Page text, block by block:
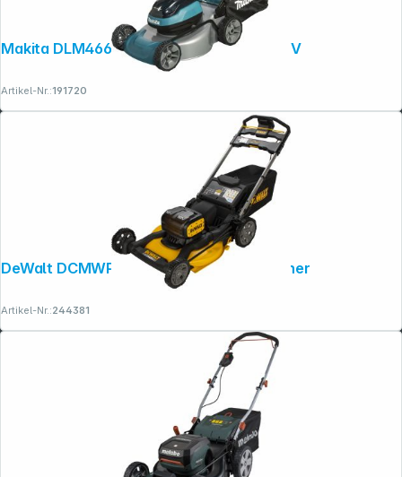
Makita DLM466Z Akku-Rasenmäher 2x18V
Artikel-Nr.:191720
DeWalt DCMWP134N-XJ Akku-Rasenmäher
Artikel-Nr.:244381
Copyright © 2001 - 2026 dexxIT. Alle Rechte vorbehalten.